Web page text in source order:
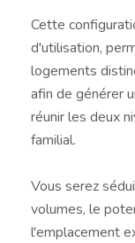
Cette
d'utilisation,
logements
afin de générer
réunir les deux
familial.
Vous serez
volumes, le
l'emplacement